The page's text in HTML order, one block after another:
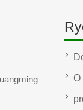
O